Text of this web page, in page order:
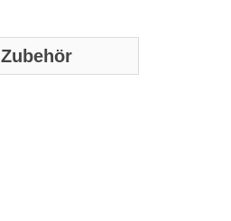
Zubehör